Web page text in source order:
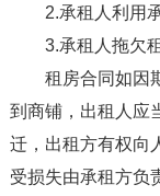
2.承租人利用
3.承租人拖欠
租房合同如因
到商铺，出租人应
迁，出租方有权向
受损失由承租方负